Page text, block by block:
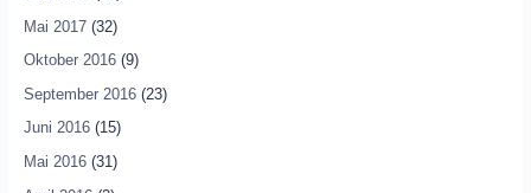
Mai 2017(32)
Oktober 2016(9)
September 2016(23)
Juni 2016(15)
Mai 2016(31)